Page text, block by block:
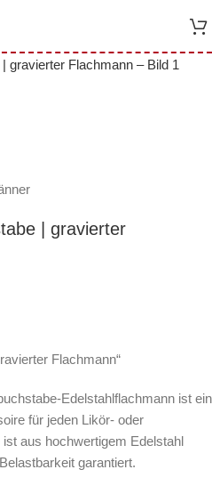
| gravierter
Flachmann“
Edelstahlflachmann ist ein
für jeden Likör- oder
aus hochwertigem Edelstahl
garantiert.